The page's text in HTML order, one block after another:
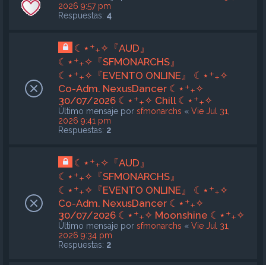
2026 9:57 pm
Respuestas: 4
☾⋆⁺₊✧『AUD』
☾⋆⁺₊✧『SFMONARCHS』
☾⋆⁺₊✧『EVENTO ONLINE』 ☾⋆⁺₊✧
Co-Adm. NexusDancer ☾⋆⁺₊✧
30/07/2026 ☾⋆⁺₊✧ Chill ☾⋆⁺₊✧
Último mensaje por sfmonarchs « Vie Jul 31,
2026 9:41 pm
Respuestas: 2
☾⋆⁺₊✧『AUD』
☾⋆⁺₊✧『SFMONARCHS』
☾⋆⁺₊✧『EVENTO ONLINE』 ☾⋆⁺₊✧
Co-Adm. NexusDancer ☾⋆⁺₊✧
30/07/2026 ☾⋆⁺₊✧ Moonshine ☾⋆⁺₊✧
Último mensaje por sfmonarchs « Vie Jul 31,
2026 9:34 pm
Respuestas: 2